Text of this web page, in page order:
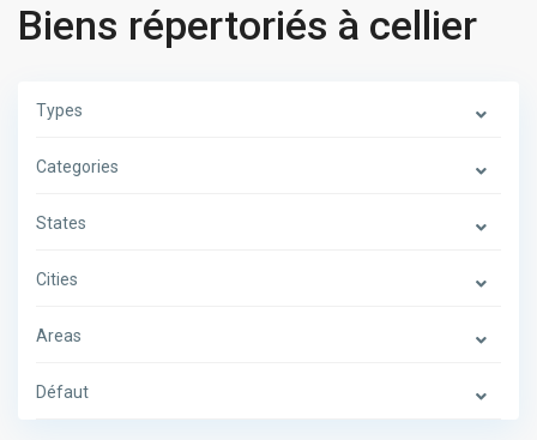
Biens répertoriés à cellier
Types
Categories
States
Cities
Areas
Défaut